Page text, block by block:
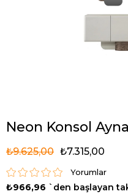
Neon Konsol
₺9.625,00 ₺7.315,00
Yorumlar
₺966,96 `den başlayan